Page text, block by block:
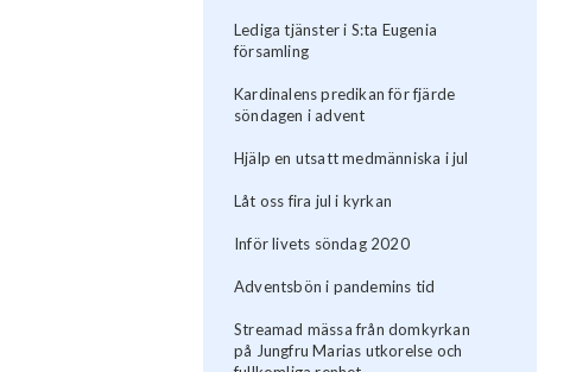
Lediga tjänster i S:ta Eugenia
församling
Kardinalens predikan för fjärde
söndagen i advent
Hjälp en utsatt medmänniska i jul
Låt oss fira jul i kyrkan
Inför livets söndag 2020
Adventsbön i pandemins tid
Streamad mässa från domkyrkan
på Jungfru Marias utkorelse och